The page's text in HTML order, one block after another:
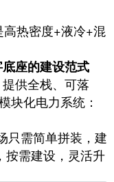
高热密度+液冷+混
座的建设范式
供全栈、可落
块化电力系统：
只需简单拼装，建
按需建设，灵活升